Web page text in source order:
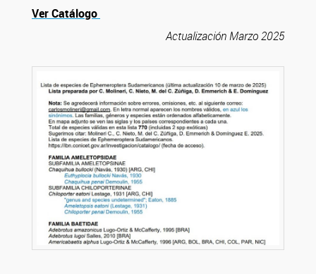
Ver Catálogo
Actualización Marzo 2025